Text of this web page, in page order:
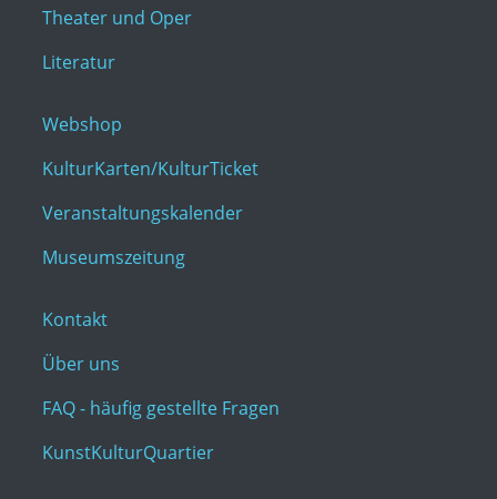
Theater und Oper
Literatur
Webshop
KulturKarten/KulturTicket
Veranstaltungskalender
Museumszeitung
Kontakt
Über uns
FAQ - häufig gestellte Fragen
KunstKulturQuartier